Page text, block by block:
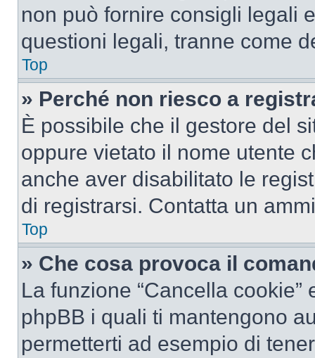
non può fornire consigli legali
questioni legali, tranne come
Top
» Perché non riesco a
È possibile che il gestore del
oppure vietato il nome utente
anche aver disabilitato le
di registrarsi. Contatta un
Top
» Che cosa provoca il
La funzione “Cancella
phpBB i quali ti mantengono
permetterti ad esempio di